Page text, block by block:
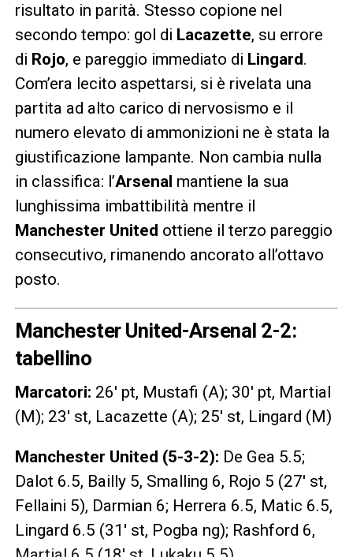
risultato in parità. Stesso copione nel
secondo tempo: gol di Lacazette, su errore
di Rojo, e pareggio immediato di Lingard.
Com’era lecito aspettarsi, si è rivelata una
partita ad alto carico di nervosismo e il
numero elevato di ammonizioni ne è stata la
giustificazione lampante. Non cambia nulla
in classifica: l’Arsenal mantiene la sua
lunghissima imbattibilità mentre il
Manchester United ottiene il terzo pareggio
consecutivo, rimanendo ancorato all’ottavo
posto.
Manchester United-Arsenal 2-2:
tabellino
Marcatori: 26′ pt, Mustafi (A); 30′ pt, Martial
(M); 23′ st, Lacazette (A); 25′ st, Lingard (M)
Manchester United (5-3-2): De Gea 5.5;
Dalot 6.5, Bailly 5, Smalling 6, Rojo 5 (27′ st,
Fellaini 5), Darmian 6; Herrera 6.5, Matic 6.5,
Lingard 6.5 (31′ st, Pogba ng); Rashford 6,